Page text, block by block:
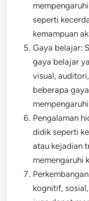
seperti
kemampuan
Gaya belajar:
gaya belajar
visual,
beberapa
Pengalaman
didik seperti
atau kejadian
memengaruhi
kognitif,